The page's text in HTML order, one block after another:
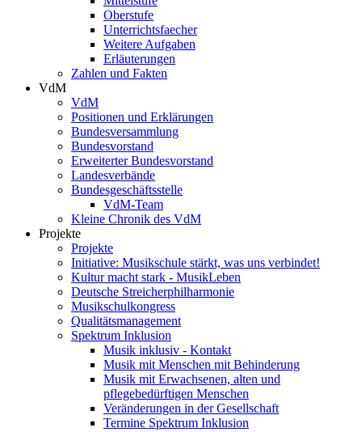
Oberstufe
Unterrichtsfaecher
Weitere Aufgaben
Erläuterungen
Zahlen und Fakten
VdM
VdM
Positionen und Erklärungen
Bundesversammlung
Bundesvorstand
Erweiterter Bundesvorstand
Landesverbände
Bundesgeschäftsstelle
VdM-Team
Kleine Chronik des VdM
Projekte
Projekte
Initiative: Musikschule stärkt, was uns verbindet!
Kultur macht stark - MusikLeben
Deutsche Streicherphilharmonie
Musikschulkongress
Qualitätsmanagement
Spektrum Inklusion
Musik inklusiv - Kontakt
Musik mit Menschen mit Behinderung
Musik mit Erwachsenen, alten und
pflegebedürftigen Menschen
Veränderungen in der Gesellschaft
Termine Spektrum Inklusion